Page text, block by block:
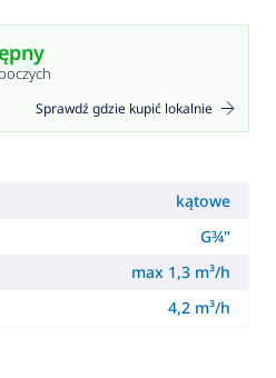
Sprawdź gdzie kupić lokalnie
kątowe
G¾"
max 1,3 m³/h
4,2 m³/h